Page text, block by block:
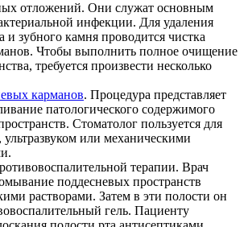
отложений. Они служат основным
инфекции. Для удаления
и зубного камня проводится чистка
Чтобы выполнить полное очищение
требуется произвести несколько
карманов. Процедура представляет
патологического содержимого
Стоматолог пользуется для
, ультразвуком или механическими
терапии. Врач
поддесневых пространств
растворами. Затем в эти полости он
гель. Пациенту